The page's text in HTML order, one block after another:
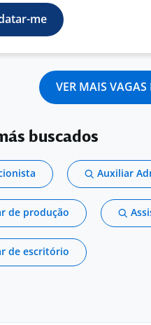
me
VER MAIS VAGAS
buscados
Auxiliar
de produção
de escritório